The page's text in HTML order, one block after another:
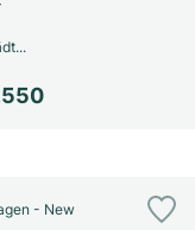
- New